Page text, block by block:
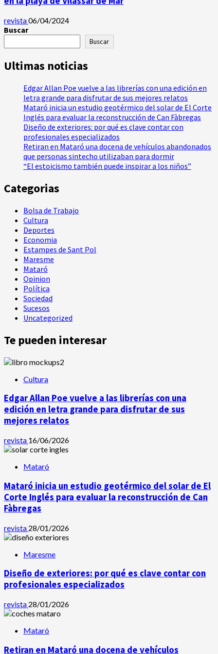
revista06/04/2024
Buscar
Buscar
Ultimas noticias
Edgar Allan Poe vuelve a las librerías con una edición en
letra grande para disfrutar de sus mejores relatos
Mataró inicia un estudio geotérmico del solar de El Corte
Inglés para evaluar la reconstrucción de Can Fàbregas
Diseño de exteriores: por qué es clave contar con
profesionales especializados
Retiran en Mataró una docena de vehículos abandonados
que personas sintecho utilizaban para dormir
“El estoicismo también puede inspirar a los niños”
Categorias
Bolsa de Trabajo
Cultura
Deportes
Economia
Estampes de Sant Pol
Maresme
Mataró
Opinion
Política
Sociedad
Sucesos
Uncategorized
Te pueden interesar
Cultura
Edgar Allan Poe vuelve a las librerías con una
edición en letra grande para disfrutar de sus
mejores relatos
revista 16/06/2026
Mataró
Mataró inicia un estudio geotérmico del solar de El
Corte Inglés para evaluar la reconstrucción de Can
Fàbregas
revista 28/01/2026
Maresme
Diseño de exteriores: por qué es clave contar con
profesionales especializados
revista 28/01/2026
Mataró
Retiran en Mataró una docena de vehículos